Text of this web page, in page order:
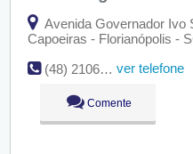
Avenida Governador Ivo
Capoeiras - Florianópolis -
(48) 2106-0600
ver telefone
Comente